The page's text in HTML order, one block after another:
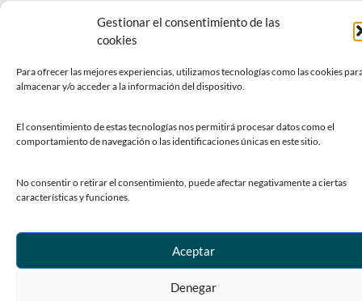
Gestionar el consentimiento de las
cookies
Para ofrecer las mejores experiencias, utilizamos tecnologías como las cookies
almacenar y/o acceder a la información del dispositivo.
El consentimiento de estas tecnologías nos permitirá procesar datos como el
comportamiento de navegación o las identificaciones únicas en este sitio.
No consentir o retirar el consentimiento, puede afectar negativamente a ciertas
características y funciones.
Aceptar
Denegar
© Copyright 2023 Ayuntamiento de Siero
Centro de Privacidad
Accesibilidad Mapa web